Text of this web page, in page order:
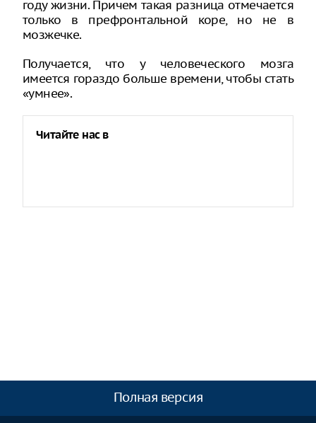
году жизни. Причем такая разница отмечается
только в префронтальной коре, но не в
мозжечке.
Получается, что у человеческого мозга
имеется гораздо больше времени, чтобы стать
«умнее».
Читайте нас в
Полная версия